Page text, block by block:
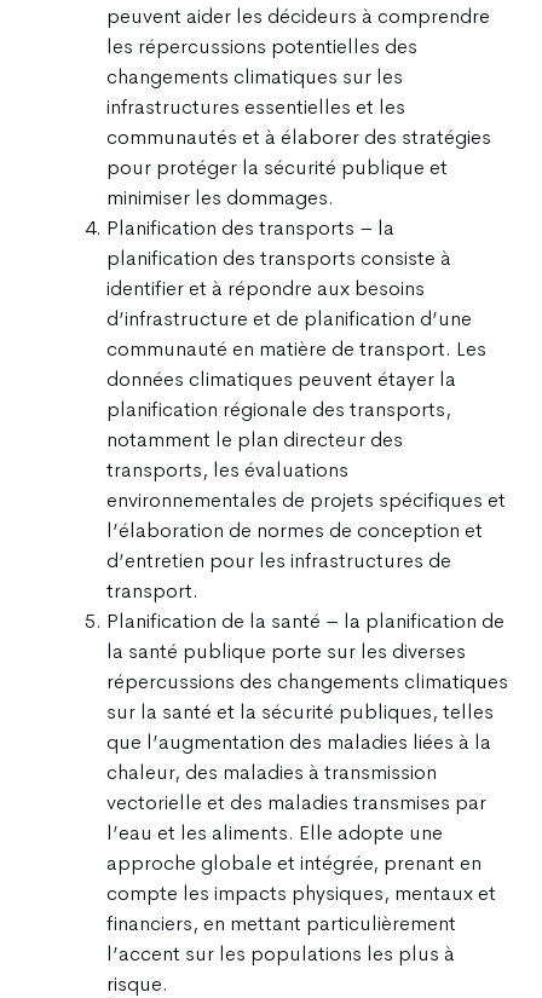
peuvent aider les décideurs à comprendre
les répercussions potentielles des
changements climatiques sur les
infrastructures essentielles et les
communautés et à élaborer des stratégies
pour protéger la sécurité publique et
minimiser les dommages.
Planification des transports – la
planification des transports consiste à
identifier et à répondre aux besoins
d’infrastructure et de planification d’une
communauté en matière de transport. Les
données climatiques peuvent étayer la
planification régionale des transports,
notamment le plan directeur des
transports, les évaluations
environnementales de projets spécifiques et
l’élaboration de normes de conception et
d’entretien pour les infrastructures de
transport.
Planification de la santé – la planification de
la santé publique porte sur les diverses
répercussions des changements climatiques
sur la santé et la sécurité publiques, telles
que l’augmentation des maladies liées à la
chaleur, des maladies à transmission
vectorielle et des maladies transmises par
l’eau et les aliments. Elle adopte une
approche globale et intégrée, prenant en
compte les impacts physiques, mentaux et
financiers, en mettant particulièrement
l’accent sur les populations les plus à
risque.